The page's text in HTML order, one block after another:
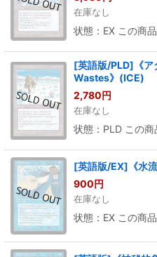
在庫なし
状態：EX この商
[英語版/PLD]《
Wastes》(ICE)
2,780円
在庫なし
状態：PLD この商
[英語版/EX]《水
900円
在庫なし
状態：EX この商